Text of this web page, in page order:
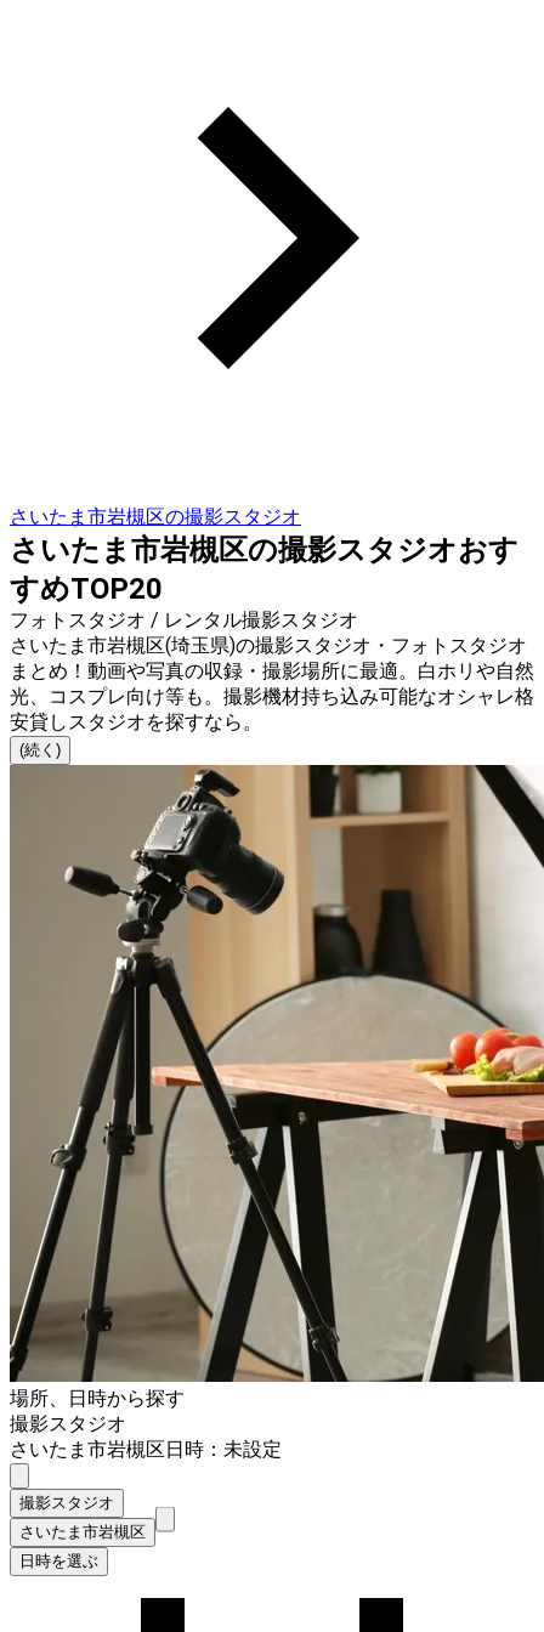
さいたま市岩槻区の撮影スタジオ
さいたま市岩槻区の撮影スタジオおす
すめTOP20
フォトスタジオ / レンタル撮影スタジオ
さいたま市岩槻区(埼玉県)の撮影スタジオ・フォトスタジオ
まとめ！動画や写真の収録・撮影場所に最適。白ホリや自然
光、コスプレ向け等も。撮影機材持ち込み可能なオシャレ格
安貸しスタジオを探すなら。
(続く)
場所、日時から探す
撮影スタジオ
さいたま市岩槻区日時：未設定
撮影スタジオ
さいたま市岩槻区
日時を選ぶ